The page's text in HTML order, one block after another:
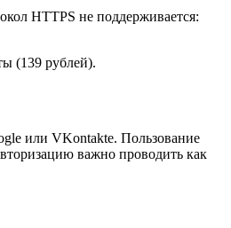
HTTPS не поддерживается:
(139 рублей).
или VKontakte. Пользование
важно проводить как